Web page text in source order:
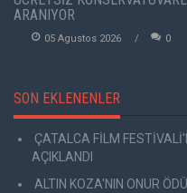
ARANIYOR
05 Agustos 2026 0
SON EKLENENLER
ÇATALCA FİLM
AÇIKLANDI
ALTIN KOZA'NIN ONUR